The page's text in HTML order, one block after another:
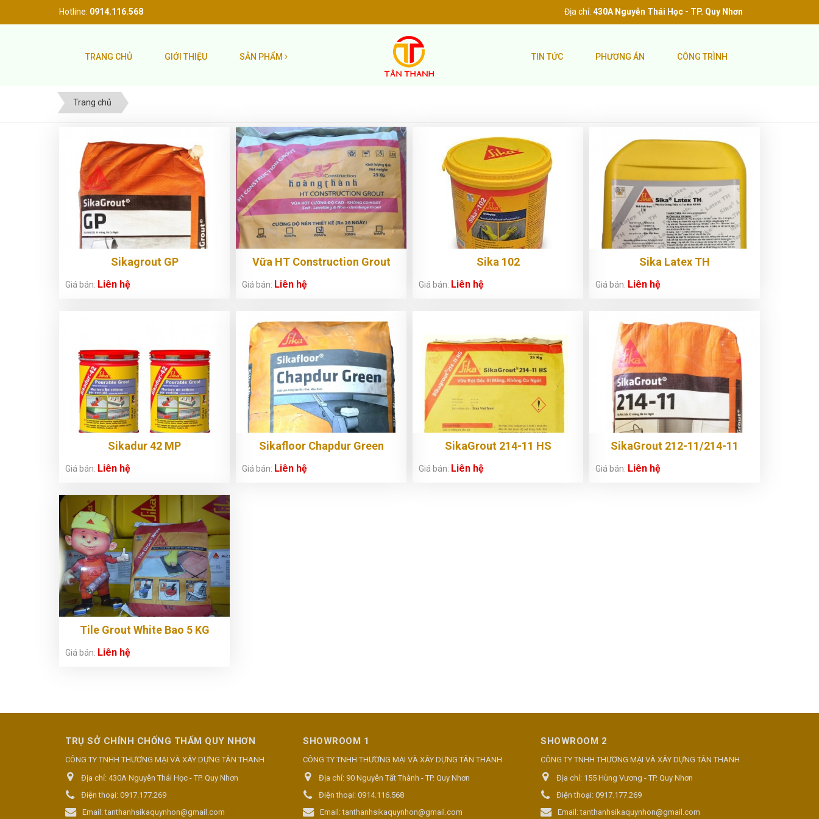
Hotline: 0914.116.568 Địa chỉ: 430A Nguyễn Thái Học - TP. Quy Nhơn
TRANG CHỦ GIỚI THIỆU SẢN PHẨM TIN TỨC PHƯƠNG ÁN CÔNG TRÌNH
Trang chủ
Sikagrout GP
Giá bán: Liên hệ
Vữa HT Construction Grout
Giá bán: Liên hệ
Sika 102
Giá bán: Liên hệ
Sika Latex TH
Giá bán: Liên hệ
Sikadur 42 MP
Giá bán: Liên hệ
Sikafloor Chapdur Green
Giá bán: Liên hệ
SikaGrout 214-11 HS
Giá bán: Liên hệ
SikaGrout 212-11/214-11
Giá bán: Liên hệ
Tile Grout White Bao 5 KG
Giá bán: Liên hệ
TRỤ SỞ CHÍNH CHỐNG THẤM QUY NHƠN
CÔNG TY TNHH THƯƠNG MẠI VÀ XÂY DỰNG TÂN THANH
Địa chỉ: 430A Nguyễn Thái Học - TP. Quy Nhơn
Điện thoại: 0917.177.269
Email:tanthanhsikaquynhon@gmail.com
SHOWROOM 1
CÔNG TY TNHH THƯƠNG MẠI VÀ XÂY DỰNG TÂN THANH
Địa chỉ: 90 Nguyễn Tất Thành - TP. Quy Nhơn
Điện thoại: 0914.116.568
Email:tanthanhsikaquynhon@gmail.com
SHOWROOM 2
CÔNG TY TNHH THƯƠNG MẠI VÀ XÂY DỰNG TÂN THANH
Địa chỉ: 155 Hùng Vương - TP. Quy Nhơn
Điện thoại: 0917.177.269
Email:tanthanhsikaquynhon@gmail.com